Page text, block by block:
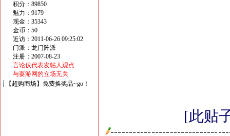
积分：89850
魅力：9179
现金：35343
金币：50
近访：2011-06-26 09:25:02
门派：龙门阵派
注册：2007-08-23
言论仅代表发帖人观点
与耍游网的立场无关
【超购商场】免费换奖品~go！
[此贴